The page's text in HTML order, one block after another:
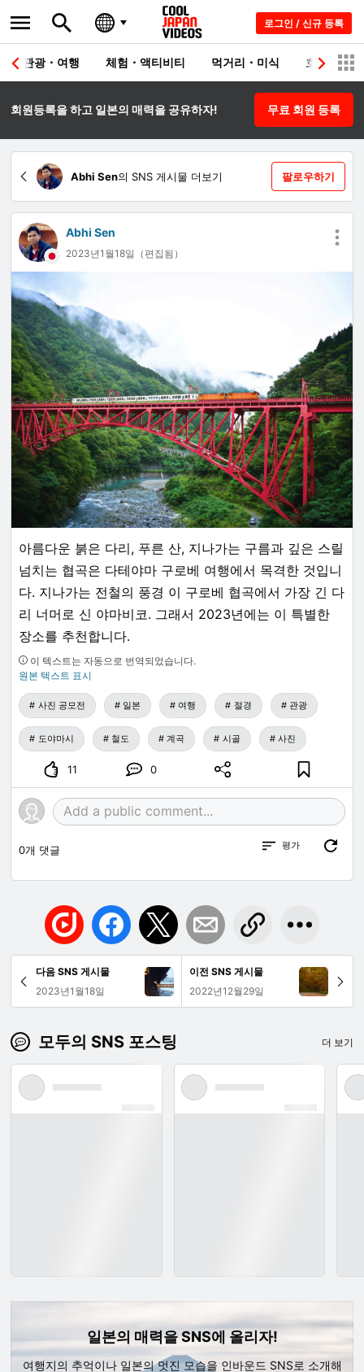
로그인 / 신규 등록
관광・여행 체험・액티비티 먹거리・미식 호텔・료칸
회원등록을 하고 일본의 매력을 공유하자! 무료 회원 등록
Abhi Sen의 SNS 게시물 더보기 팔로우하기
Abhi Sen
2023년1월18일（편집됨）
아름다운 붉은 다리, 푸른 산, 지나가는 구름과 깊은 스릴
넘치는 협곡은 다테야마 구로베 여행에서 목격한 것입니
다. 지나가는 전철의 풍경 이 구로베 협곡에서 가장 긴 다
리 너머로 신 야마비코. 그래서 2023년에는 이 특별한
장소를 추천합니다.
이 텍스트는 자동으로 번역되었습니다.
원본 텍스트 표시
사진 공모전 일본 여행 절경 관광
도야마시 철도 계곡 시골 사진
11 0
0개 댓글 평가
다음 SNS 게시물
2023년1월18일
이전 SNS 게시물
2022년12월29일
모두의 SNS 포스팅 더 보기
일본의 매력을 SNS에 올리자!
여행지의 추억이나 일본의 멋진 모습을 인바운드 SNS로 소개해